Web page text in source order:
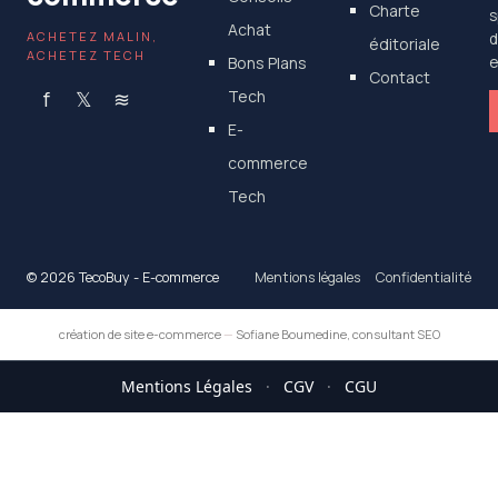
ACHETEZ MALIN,
ACHETEZ TECH
f 𝕏 ≋
Achat
Bons Plans
Tech
E-
commerce
Tech
Charte
éditoriale
Contact
© 2026 TecoBuy - E-commerce Mentions légales Confidentialité
création de site e-commerce— Sofiane Boumedine, consultant SEO
Mentions Légales · CGV · CGU